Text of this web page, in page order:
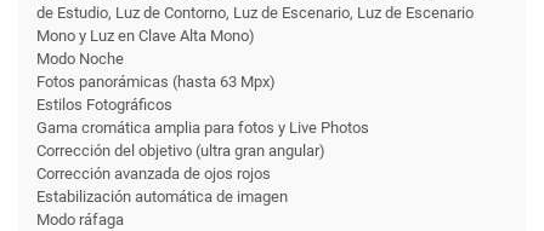
de Estudio, Luz de Contorno, Luz de Escenario, Luz de Escenario
Mono y Luz en Clave Alta Mono)
Modo Noche
Fotos panorámicas (hasta 63 Mpx)
Estilos Fotográficos
Gama cromática amplia para fotos y Live Photos
Corrección del objetivo (ultra gran angular)
Corrección avanzada de ojos rojos
Estabilización automática de imagen
Modo ráfaga